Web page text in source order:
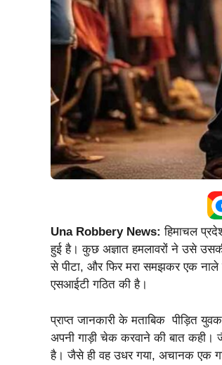
Una Robbery News: हिमाचल
हुई है। कुछ अज्ञात हमलावरों ने उसे
से पीटा, और फिर मरा समझकर एक
एसआईटी गठित की है।
प्राप्त जानकारी के मताबिक पीड़ित
अपनी गाड़ी चेक करवाने की बात कही।
है। जैसे ही वह उधर गया, अचानक एक